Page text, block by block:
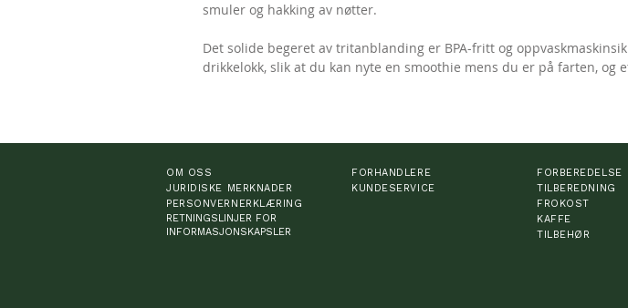
smuler og hakking av nøtter.
Det solide begeret av tritanblanding er BPA-fritt og
drikkelokk, slik at du kan nyte en smoothie mens du er på farten,
OM OSS
JURIDISKE MERKNADER
PERSONVERNERKLÆRING
RETNINGSLINJER FOR
INFORMASJONSKAPSLER
FORHANDLERE
KUNDESERVICE
FORBEREDELSE
TILBEREDNING
FROKOST
KAFFE
TILBEHØR